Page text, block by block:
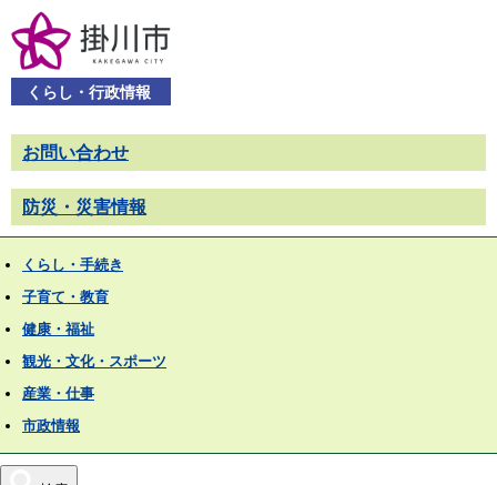
くらし・行政情報
お問い合わせ
防災・災害情報
くらし・手続き
子育て・教育
健康・福祉
観光・文化・スポーツ
産業・仕事
市政情報